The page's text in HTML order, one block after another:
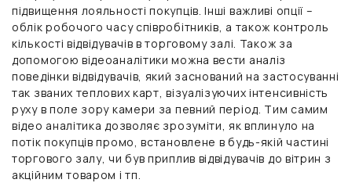
підвищення лояльності покупців. Інші важливі опції –
облік робочого часу співробітників, а також контроль
кількості відвідувачів в торговому залі. Також за
допомогою відеоаналітики можна вести аналіз
поведінки відвідувачів, який заснований на застосуванні
так званих теплових карт, візуалізуючих інтенсивність
руху в поле зору камери за певний період. Тим самим
відео аналітика дозволяє зрозуміти, як вплинуло на
потік покупців промо, встановлене в будь-якій частині
торгового залу, чи був приплив відвідувачів до вітрин з
акційним товаром і тп.